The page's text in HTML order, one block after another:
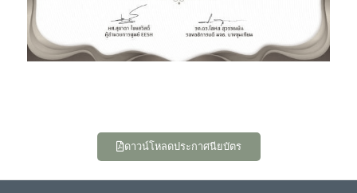
ดาวน์โหลดประกาศนียบัตร